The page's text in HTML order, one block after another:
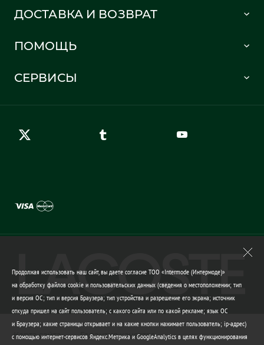
Политика в отношении обработки персональных данных
ДОСТАВКА И ВОЗВРАТ
Информация о доставке
Правила возврата
ПОМОЩЬ
Карта сайта
СЕРВИСЫ
Карта сайта Гарантия качества
Продолжая использовать наш сайт, вы даете согласие ТОО «Intermode (Интермоде)»
на обработку файлов cookie и пользовательских данных (сведения о местоположении; тип
и версия ОС; тип и версия Браузера; тип устройства и разрешение его экрана; источник
откуда пришел на сайт пользователь; с какого сайта или по какой рекламе; язык ОС
и Браузера; какие страницы открывает и на какие кнопки нажимает пользователь; ip-адрес)
с помощью интернет-сервисов Яндекс.Метрика и GoogleAnalytics в целях функционирования